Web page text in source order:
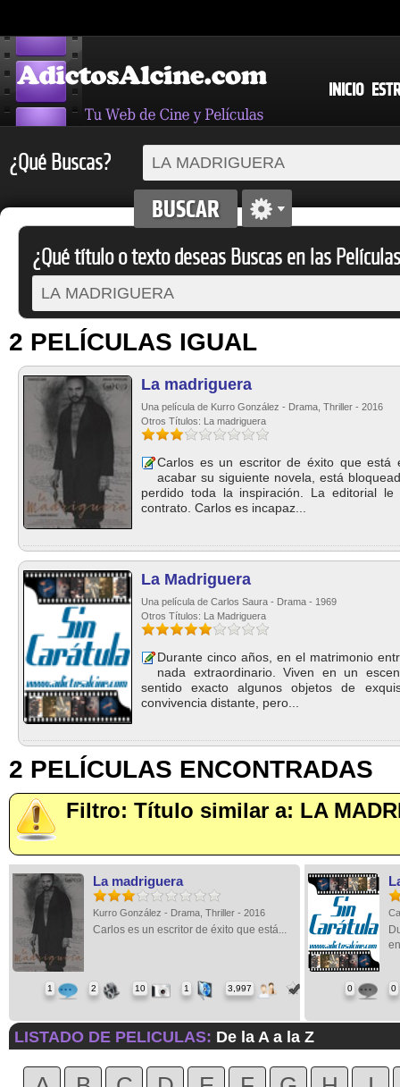
INICIO
¿Qué Buscas?
¿Qué título o texto deseas Buscas en las
2 PELÍCULAS IGUAL
La madriguera
Una película de Kurro González - Drama, Thriller - 2016
Otros Títulos: La madriguera
Carlos es un escritor de éxito que está
acabar su siguiente novela, está
perdido toda la inspiración. La editorial
contrato. Carlos es incapaz...
La Madriguera
Una película de Carlos Saura - Drama - 1969
Otros Títulos: La Madriguera
Durante cinco años, en el matrimonio
nada extraordinario. Viven en un
sentido exacto algunos objetos de
convivencia distante, pero...
2 PELÍCULAS ENCONTRADAS
Filtro: Título similar a: LA
La madriguera
Kurro González - Drama, Thriller - 2016
Carlos es un escritor de éxito que está...
1 2 10 1 3,997 0 0
LISTADO DE PELICULAS: De la A a la Z